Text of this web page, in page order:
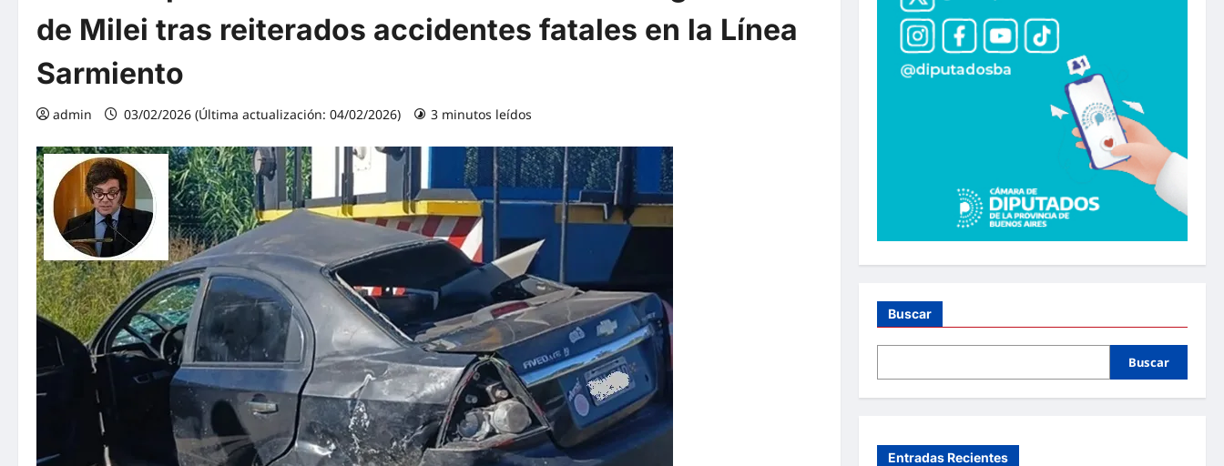
de Milei tras reiterados accidentes fatales en la Línea
Sarmiento
admin 03/02/2026 (Última actualización: 04/02/2026) 3 minutos leídos
Buscar
Buscar
Entradas Recientes